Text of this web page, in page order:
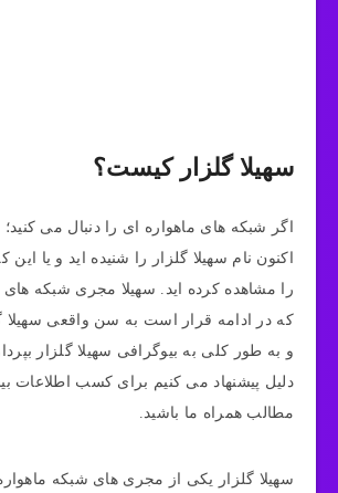
سهیلا گلزار کیست؟
اگر شبکه های ماهواره ای را دنبال می‌ کنید؛
اکنون نام سهیلا گلزار را شنیده اید و یا این
را مشاهده کرده اید. سهیلا مجری شبکه
که در ادامه قرار است به سن واقعی سهیلا
و به طور کلی به بیوگرافی سهیلا گلزار
دلیل پیشنهاد می کنیم برای کسب اطلاعات
مطالب همراه ما باشید.
سهیلا گلزار یکی از مجری های شبکه